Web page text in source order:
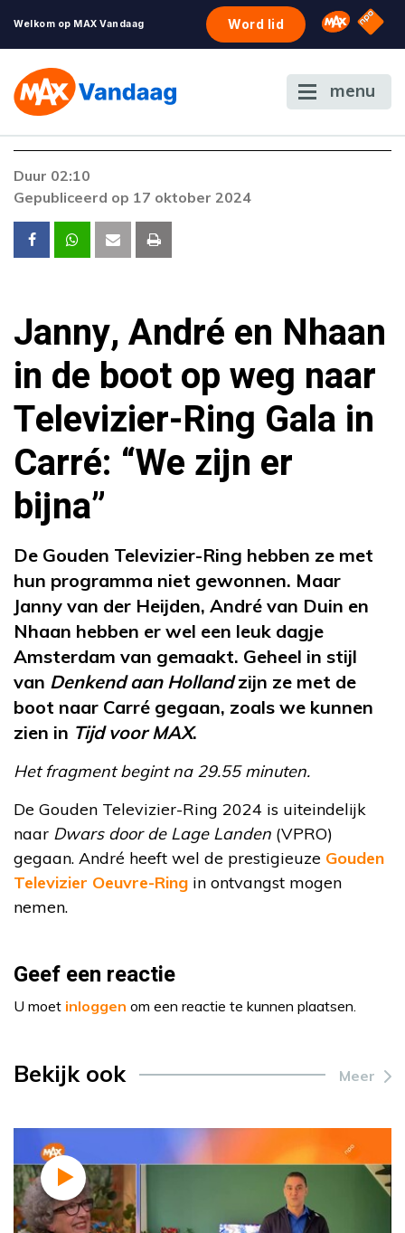
Welkom op MAX Vandaag Word lid Omroep
NPO
menu
Er is een licentie-fout opgetreden. Als het
contact op met onze klantenservice.
Duur 02:10
Gepubliceerd op 17 oktober 2024
Janny, André en Nhaan
in de boot op weg naar
Televizier-Ring Gala in
Carré: “We zijn er
bijna”
De Gouden Televizier-Ring hebben ze met
hun programma niet gewonnen. Maar
Janny van der Heijden, André van Duin en
Nhaan hebben er wel een leuk dagje
Amsterdam van gemaakt. Geheel in stijl
van Denkend aan Hollandzijn ze met de
boot naar Carré gegaan, zoals we kunnen
zien in Tijd voor MAX.
Het fragment begint na 29.55 minuten.
De Gouden Televizier-Ring 2024 is uiteindelijk
naar Dwars door de Lage Landen (VPRO)
gegaan. André heeft wel de prestigieuze Gouden
Televizier Oeuvre-Ring in ontvangst mogen
nemen.
Geef een reactie
U moet inloggen om een reactie te kunnen plaatsen.
Bekijk ook Meer